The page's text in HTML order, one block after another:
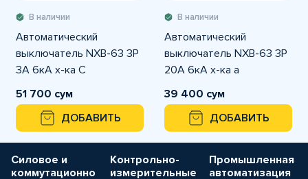
В наличии
Автоматический
выключатель NXB-63 3P
3A 6кА х-ка С
51 700 сум
ДОБАВИТЬ
В наличии
Автоматический
выключатель NXB-63 3P
20A 6кА х-ка а
39 400 сум
ДОБАВИТЬ
Силовое и
коммутационно
Контрольно-
измерительные
Промышленная
автоматизация